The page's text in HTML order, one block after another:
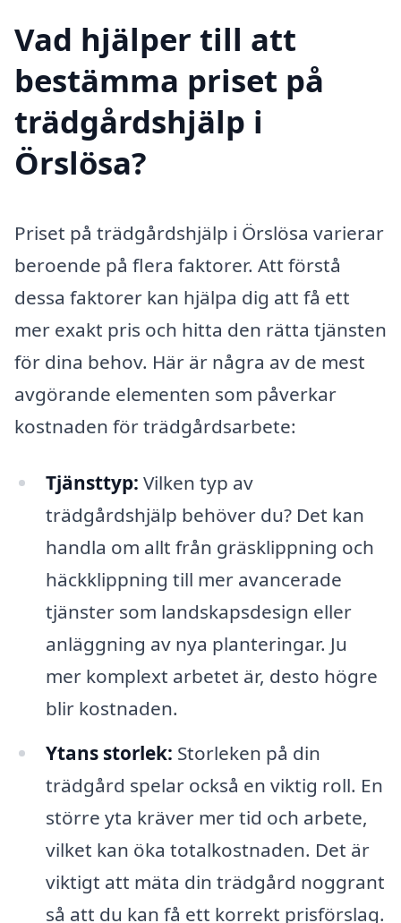
Vad hjälper till att
bestämma priset på
trädgårdshjälp i
Örslösa?
Priset på trädgårdshjälp i Örslösa varierar
beroende på flera faktorer. Att förstå
dessa faktorer kan hjälpa dig att få ett
mer exakt pris och hitta den rätta tjänsten
för dina behov. Här är några av de mest
avgörande elementen som påverkar
kostnaden för trädgårdsarbete:
Tjänsttyp: Vilken typ av
trädgårdshjälp behöver du? Det kan
handla om allt från gräsklippning och
häckklippning till mer avancerade
tjänster som landskapsdesign eller
anläggning av nya planteringar. Ju
mer komplext arbetet är, desto högre
blir kostnaden.
Ytans storlek: Storleken på din
trädgård spelar också en viktig roll. En
större yta kräver mer tid och arbete,
vilket kan öka totalkostnaden. Det är
viktigt att mäta din trädgård noggrant
så att du kan få ett korrekt prisförslag.